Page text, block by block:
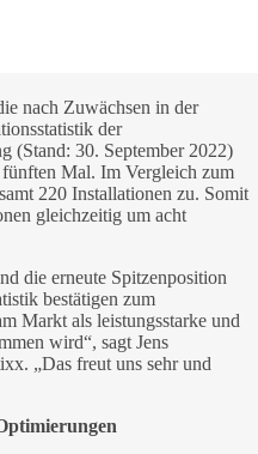
nach Zuwächsen in der
der
(Stand: 30. September 2022)
fünften Mal. Im Vergleich zum
220 Installationen zu. Somit
gleichzeitig um acht
die erneute Spitzenposition
bestätigen zum
Markt als leistungsstarke und
wird“, sagt Jens
„Das freut uns sehr und